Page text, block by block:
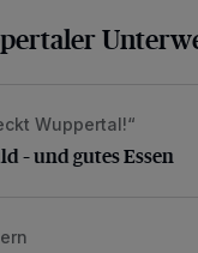
– und gutes Essen
Wuppertal!“
– und gutes Essen